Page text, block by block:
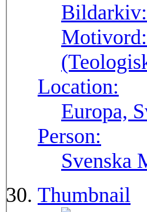
Bildarkiv:
Motivord:
Location:
Europa,
Person:
Svenska
Thumbnail